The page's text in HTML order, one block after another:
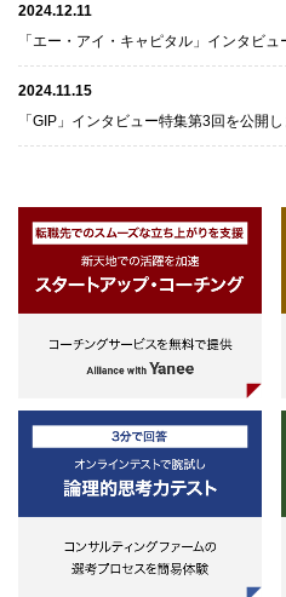
2024.12.11
「エー・アイ・キャピタル」インタビ
2024.11.15
「GIP」インタビュー特集第3回を公開